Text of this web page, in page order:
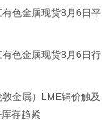
色金属现货8月6日平
色金属现货8月6日行
金属）LME铜价触及
存趋紧